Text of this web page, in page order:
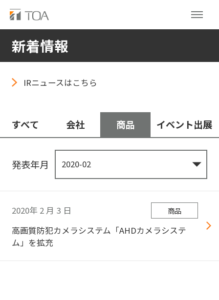
新着情報
IRニュースはこちら
すべて 会社 商品 イベント出展
発表年月
2020年 2 月 3 日 商品
高画質防犯カメラシステム「AHDカメラシステ
ム」を拡充